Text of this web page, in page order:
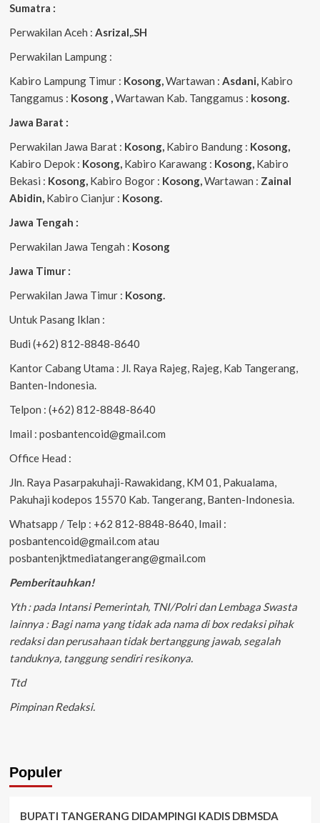
Sumatra :
Perwakilan Aceh : Asrizal,.SH
Perwakilan Lampung :
Kabiro Lampung Timur : Kosong, Wartawan : Asdani, Kabiro
Tanggamus : Kosong , Wartawan Kab. Tanggamus : kosong.
Jawa Barat :
Perwakilan Jawa Barat : Kosong, Kabiro Bandung : Kosong,
Kabiro Depok : Kosong, Kabiro Karawang : Kosong, Kabiro
Bekasi : Kosong, Kabiro Bogor : Kosong, Wartawan : Zainal
Abidin, Kabiro Cianjur : Kosong.
Jawa Tengah :
Perwakilan Jawa Tengah : Kosong
Jawa Timur :
Perwakilan Jawa Timur : Kosong.
Untuk Pasang Iklan :
Budi (+62) 812-8848-8640
Kantor Cabang Utama : Jl. Raya Rajeg, Rajeg, Kab Tangerang,
Banten-Indonesia.
Telpon : (+62) 812-8848-8640
Imail : posbantencoid@gmail.com
Office Head :
Jln. Raya Pasarpakuhaji-Rawakidang, KM 01, Pakualama,
Pakuhaji kodepos 15570 Kab. Tangerang, Banten-Indonesia.
Whatsapp / Telp : +62 812-8848-8640, Imail :
posbantencoid@gmail.com atau
posbantenjktmediatangerang@gmail.com
Pemberitauhkan!
Yth : pada Intansi Pemerintah, TNI/Polri dan Lembaga Swasta
lainnya : Bagi nama yang tidak ada nama di box redaksi pihak
redaksi dan perusahaan tidak bertanggung jawab, segalah
tanduknya, tanggung sendiri resikonya.
Ttd
Pimpinan Redaksi.
Populer
BUPATI TANGERANG DIDAMPINGI KADIS DBMSDA